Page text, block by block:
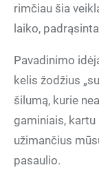
rimčiau šia
laiko,
Pavadinimo
kelis žodžius
šilumą, kurie
gaminiais,
užimančius
pasaulio.